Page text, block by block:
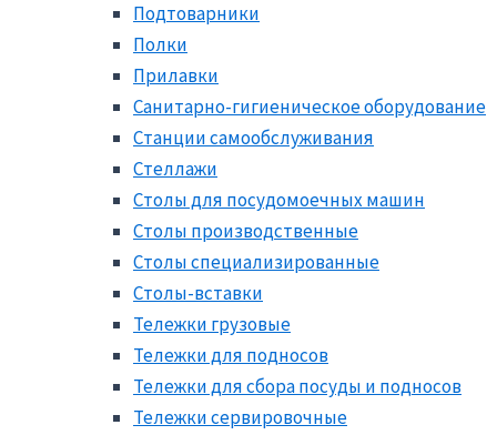
Подтоварники
Полки
Прилавки
Санитарно-гигиеническое оборудование
Станции самообслуживания
Стеллажи
Столы для посудомоечных машин
Столы производственные
Столы специализированные
Столы-вставки
Тележки грузовые
Тележки для подносов
Тележки для сбора посуды и подносов
Тележки сервировочные